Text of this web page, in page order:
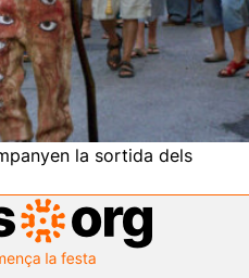
la sortida dels